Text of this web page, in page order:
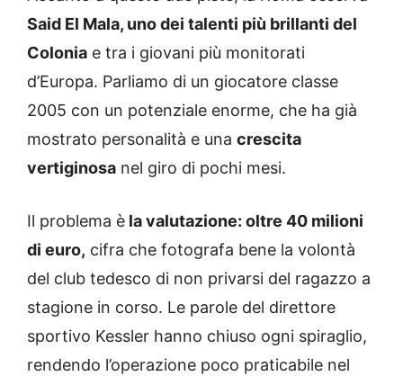
Said El Mala, uno dei talenti più brillanti del
Colonia e tra i giovani più monitorati
d’Europa. Parliamo di un giocatore classe
2005 con un potenziale enorme, che ha già
mostrato personalità e una crescita
vertiginosa nel giro di pochi mesi.
Il problema è la valutazione: oltre 40 milioni
di euro, cifra che fotografa bene la volontà
del club tedesco di non privarsi del ragazzo a
stagione in corso. Le parole del direttore
sportivo Kessler hanno chiuso ogni spiraglio,
rendendo l’operazione poco praticabile nel